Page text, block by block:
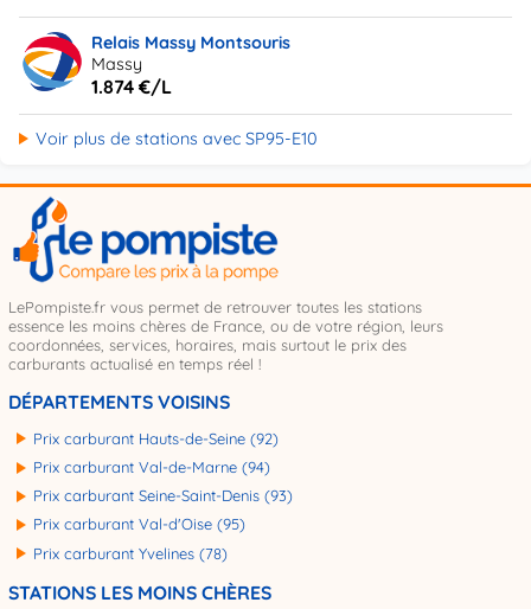
Relais Massy Montsouris
Massy
1.874 €/L
Voir plus de stations avec SP95-E10
LePompiste.fr vous permet de retrouver toutes les stations
essence les moins chères de France, ou de votre région, leurs
coordonnées, services, horaires, mais surtout le prix des
carburants actualisé en temps réel !
DÉPARTEMENTS VOISINS
Prix carburant Hauts-de-Seine (92)
Prix carburant Val-de-Marne (94)
Prix carburant Seine-Saint-Denis (93)
Prix carburant Val-d'Oise (95)
Prix carburant Yvelines (78)
STATIONS LES MOINS CHÈRES